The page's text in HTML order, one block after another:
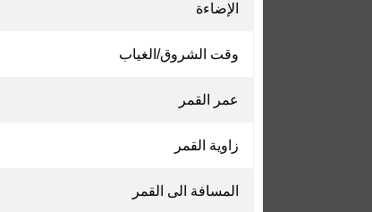
الإضاءة
وقت الشروق/الغياب
عمر القمر
زاوية القمر
المسافة الى القمر